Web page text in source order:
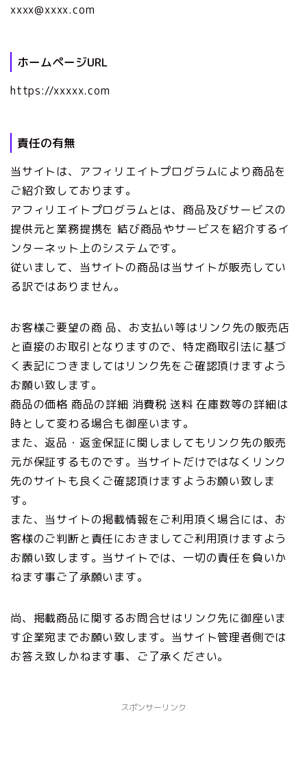
xxxx@xxxx.com
ホームページURL
https://xxxxx.com
責任の有無
当サイトは、アフィリエイトプログラムにより商品を
ご紹介致しております。
アフィリエイトプログラムとは、商品及びサービスの
提供元と業務提携を 結び商品やサービスを紹介するイ
ンターネット上のシステムです。
従いまして、当サイトの商品は当サイトが販売してい
る訳ではありません。
お客様ご要望の商 品、お支払い等はリンク先の販売店
と直接のお取引となりますので、特定商取引法に基づ
く表記につきましてはリンク先をご確認頂けますよう
お願い致します。
商品の価格 商品の詳細 消費税 送料 在庫数等の詳細は
時として変わる場合も御座います。
また、返品・返金保証に関しましてもリンク先の販売
元が保証するものです。当サイトだけではなくリンク
先のサイトも良くご確認頂けますようお願い致しま
す。
また、当サイトの掲載情報をご利用頂く場合には、お
客様のご判断と責任におきましてご利用頂けますよう
お願い致します。当サイトでは、一切の責任を負いか
ねます事ご了承願います。
尚、掲載商品に関するお問合せはリンク先に御座いま
す企業宛までお願い致します。当サイト管理者側では
お答え致しかねます事、ご了承ください。
スポンサーリンク